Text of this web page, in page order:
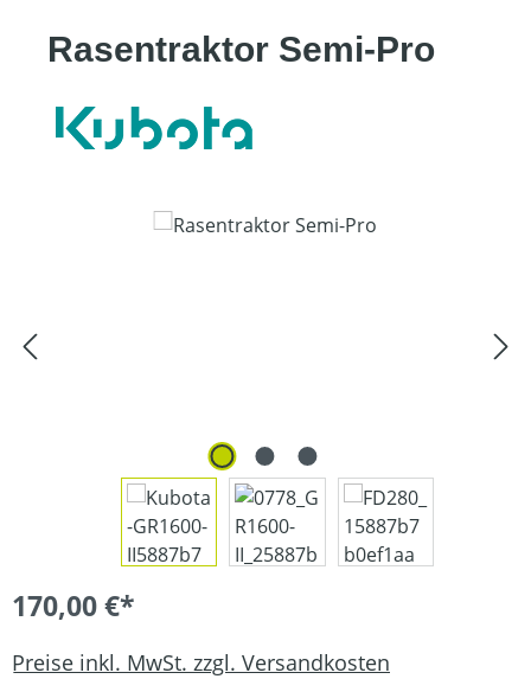
Rasentraktor Semi-Pro
Bildergalerie überspringen
170,00 €*
Preise inkl. MwSt. zzgl. Versandkosten